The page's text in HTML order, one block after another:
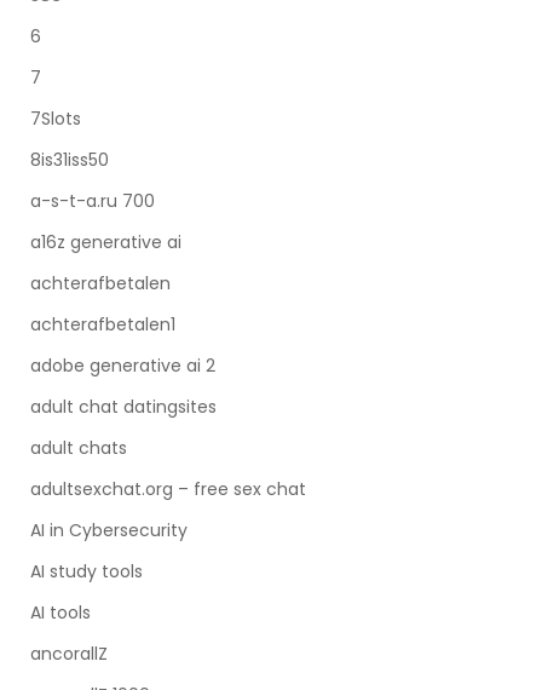
6
7
7Slots
8is31iss50
a-s-t-a.ru 700
a16z generative ai
achterafbetalen
achterafbetalen1
adobe generative ai 2
adult chat datingsites
adult chats
adultsexchat.org – free sex chat
AI in Cybersecurity
AI study tools
AI tools
ancorallZ